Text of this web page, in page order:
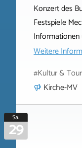
Konzert des
Festspiele
Informationen
Weitere
#Kultur &
Kirche-MV
Sa.
29